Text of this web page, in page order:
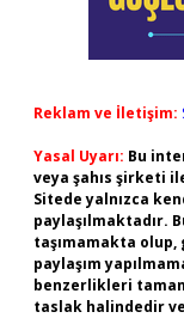
Reklam ve İletişim:
Yasal Uyarı: Bu
veya şahıs şirketi
Sitede yalnızca
paylaşılmaktadır.
taşımamakta
paylaşım
benzerlikleri
taslak halindedir